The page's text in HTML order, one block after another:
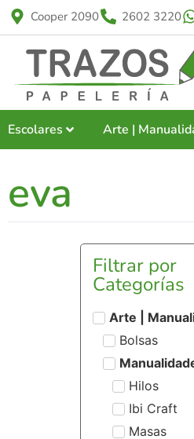
Cooper 2090 2602 3220
Escolares Arte |
eva
Filtrar por
Categorías
Arte |
Bolsas
Hilos
Ibi Craft
Masas